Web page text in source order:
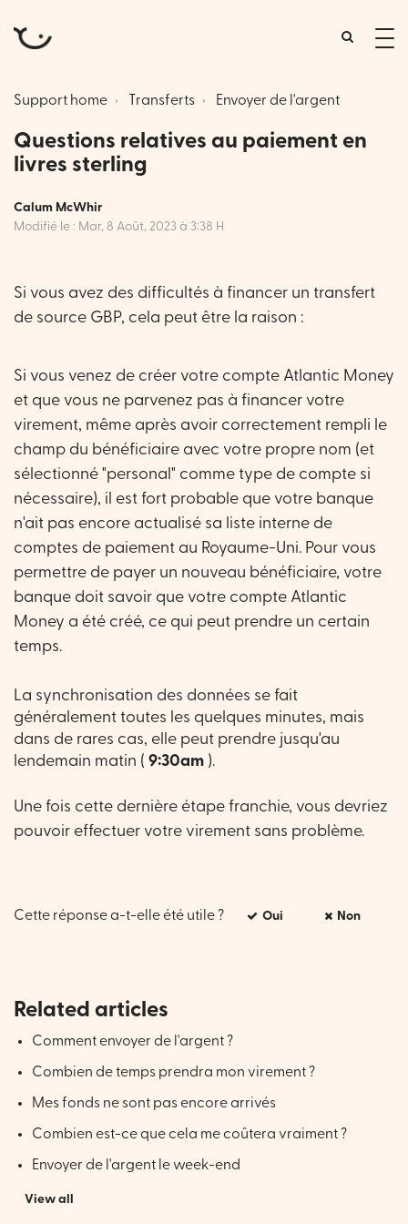
Support home Transferts Envoyer de l'argent
Questions relatives au paiement en
livres sterling
Calum McWhir
Modifié le : Mar, 8 Août, 2023 à 3:38 H
Si vous avez des difficultés à financer un transfert
de source GBP, cela peut être la raison :
Si vous venez de créer votre compte Atlantic Money
et que vous ne parvenez pas à financer votre
virement, même après avoir correctement rempli le
champ du bénéficiaire avec votre propre nom (et
sélectionné "personal" comme type de compte si
nécessaire), il est fort probable que votre banque
n'ait pas encore actualisé sa liste interne de
comptes de paiement au Royaume-Uni. Pour vous
permettre de payer un nouveau bénéficiaire, votre
banque doit savoir que votre compte Atlantic
Money a été créé, ce qui peut prendre un certain
temps.
La synchronisation des données se fait
généralement toutes les quelques minutes, mais
dans de rares cas, elle peut prendre jusqu'au
lendemain matin ( 9:30am ).
Une fois cette dernière étape franchie, vous devriez
pouvoir effectuer votre virement sans problème.
Cette réponse a-t-elle été utile ? Oui Non
Related articles
Comment envoyer de l'argent ?
Combien de temps prendra mon virement ?
Mes fonds ne sont pas encore arrivés
Combien est-ce que cela me coûtera vraiment ?
Envoyer de l'argent le week-end
View all